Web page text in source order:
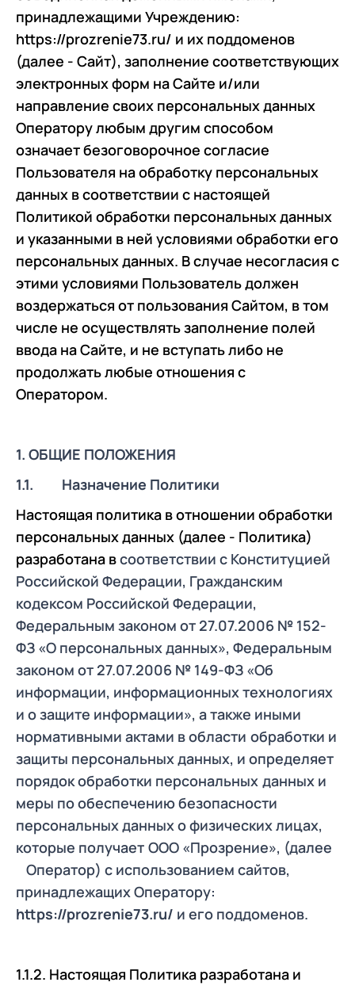
принадлежащими Учреждению:
https://prozrenie73.ru/ и их поддоменов
(далее - Сайт), заполнение соответствующих
электронных форм на Сайте и/или
направление своих персональных данных
Оператору любым другим способом
означает безоговорочное согласие
Пользователя на обработку персональных
данных в соответствии с настоящей
Политикой обработки персональных данных
и указанными в ней условиями обработки его
персональных данных. В случае несогласия с
этими условиями Пользователь должен
воздержаться от пользования Сайтом, в том
числе не осуществлять заполнение полей
ввода на Сайте, и не вступать либо не
продолжать любые отношения с
Оператором.
1. ОБЩИЕ ПОЛОЖЕНИЯ
1.1. Назначение Политики
Настоящая политика в отношении обработки
персональных данных (далее - Политика)
разработана всоответствии с Конституцией
Российской Федерации, Гражданским
кодексом Российской Федерации,
Федеральным законом от 27.07.2006 № 152-
ФЗ «О персональных данных», Федеральным
законом от 27.07.2006 № 149-ФЗ «Об
информации, информационных технологиях
и о защите информации», а также иными
нормативными актами в области обработки и
защиты персональных данных, и определяет
порядок обработки персональных данных и
меры по обеспечению безопасности
персональных данных о физических лицах,
которые получает ООО «Прозрение», (далее
Оператор) с использованием сайтов,
принадлежащих Оператору:
https://prozrenie73.ru/ и его поддоменов.
1.1.2. Настоящая Политика разработана и